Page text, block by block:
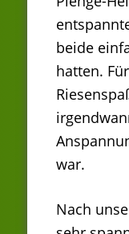
beide
hatten.
war.
Nach